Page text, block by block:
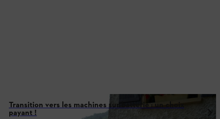
Transition vers les machines sur batterie : un choix
payant !